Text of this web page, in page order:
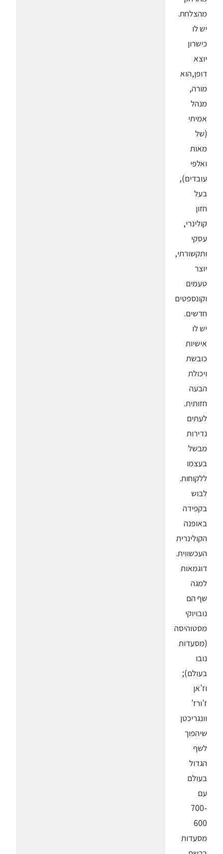
מהצלחת.
יש לו
כישרון
יוצא
דופן,הוא
מורה,
מנהל
אמיתי
(של
מאות
ואלפי
עובדים),
בעל
חזון
קולינרי,
עסקי
ותקשורתי,
יוצר
טעמים
וקונספטים
חדשים.
יש לו
אישיות
כובשת
ויכולת
הבעה
חזותית.
לעתים
נדירות
מבשל
בעצמו
ללקוחות.
לבוש
בקפידה
באופנה
הקולינרית
העכשווית.
דוגמאות
למגה
שף הם
נובויוקי
מסטוהיסה
(מסעדות
נובו
בעולם);
וז'אן
ז'ורז'
וונגריכטן
שיהפוך
לשף
הגדול
בעולם
עם
700-
600
מסעדות